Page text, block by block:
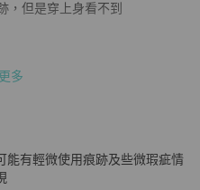
，但是穿上身看不到
多
能有輕微使用痕跡及些微瑕疵情